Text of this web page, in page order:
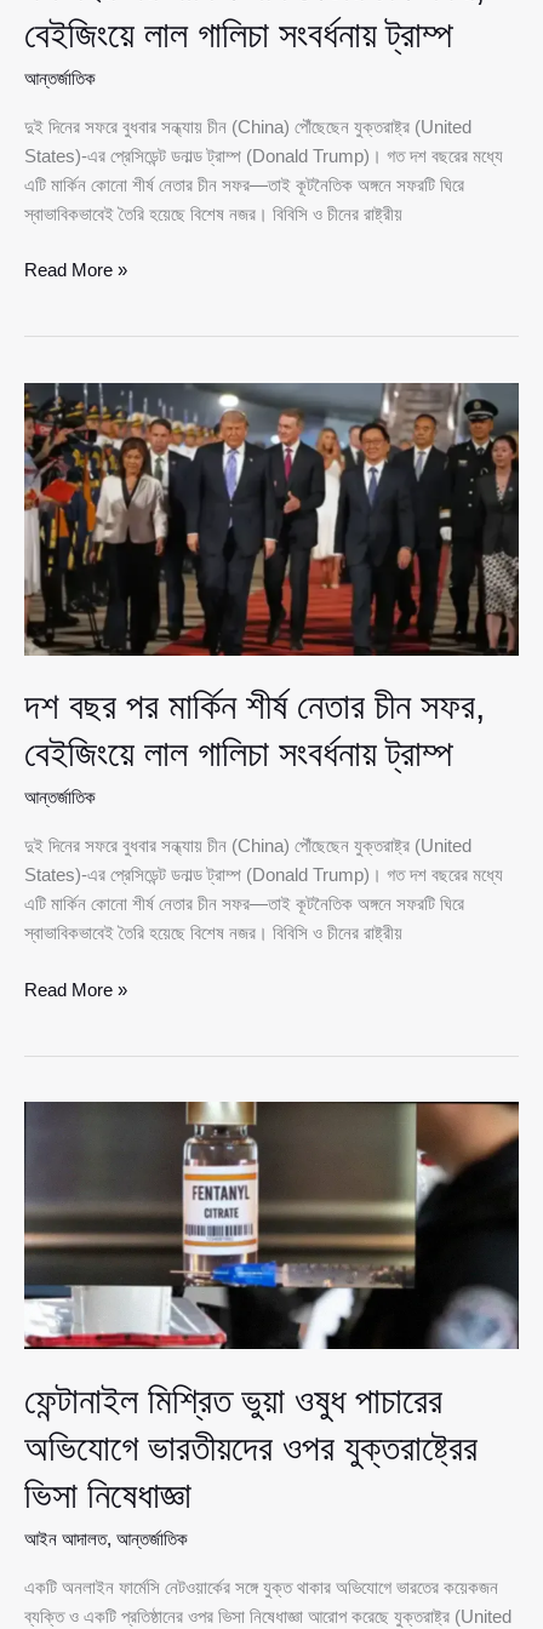
বেইজিংয়ে লাল গালিচা সংবর্ধনায় ট্রাম্প
আন্তর্জাতিক
দুই দিনের সফরে বুধবার সন্ধ্যায় চীন (China) পৌঁছেছেন যুক্তরাষ্ট্র (United
States)-এর প্রেসিডেন্ট ডনাল্ড ট্রাম্প (Donald Trump)। গত দশ বছরের মধ্যে
এটি মার্কিন কোনো শীর্ষ নেতার চীন সফর—তাই কূটনৈতিক অঙ্গনে সফরটি ঘিরে
স্বাভাবিকভাবেই তৈরি হয়েছে বিশেষ নজর। বিবিসি ও চীনের রাষ্ট্রীয়
দশ
শীর্ষ
নেতার
চীন
সফর,
বেইজিংয়ে
লাল
গালিচা
সংবর্ধনায়
ট্রাম্প
Read More »
দশ বছর পর মার্কিন শীর্ষ নেতার চীন সফর,
বেইজিংয়ে লাল গালিচা সংবর্ধনায় ট্রাম্প
আন্তর্জাতিক
দুই দিনের সফরে বুধবার সন্ধ্যায় চীন (China) পৌঁছেছেন যুক্তরাষ্ট্র (United
States)-এর প্রেসিডেন্ট ডনাল্ড ট্রাম্প (Donald Trump)। গত দশ বছরের মধ্যে
এটি মার্কিন কোনো শীর্ষ নেতার চীন সফর—তাই কূটনৈতিক অঙ্গনে সফরটি ঘিরে
স্বাভাবিকভাবেই তৈরি হয়েছে বিশেষ নজর। বিবিসি ও চীনের রাষ্ট্রীয়
দশ
শীর্ষ
বেইজিংয়ে
লাল
সংবর্ধনায়
ট্রাম্প
Read More »
ফেন্টানাইল মিশ্রিত ভুয়া ওষুধ পাচারের
অভিযোগে ভারতীয়দের ওপর যুক্তরাষ্ট্রের
ভিসা নিষেধাজ্ঞা
আইন আদালত, আন্তর্জাতিক
একটি অনলাইন ফার্মেসি নেটওয়ার্কের সঙ্গে যুক্ত থাকার অভিযোগে ভারতের কয়েকজন
ব্যক্তি ও একটি প্রতিষ্ঠানের ওপর ভিসা নিষেধাজ্ঞা আরোপ করেছে যুক্তরাষ্ট্র (United